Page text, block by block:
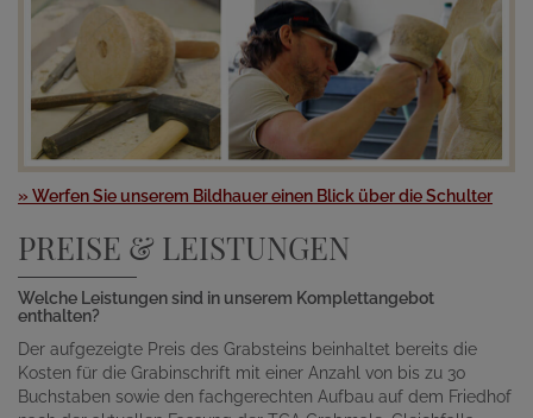
» Werfen Sie unserem Bildhauer einen Blick über die Schulter
PREISE & LEISTUNGEN
Welche Leistungen sind in unserem Komplettangebot
enthalten?
Der aufgezeigte Preis des Grabsteins beinhaltet bereits die
Kosten für die Grabinschrift mit einer Anzahl von bis zu 30
Buchstaben sowie den fachgerechten Aufbau auf dem Friedhof